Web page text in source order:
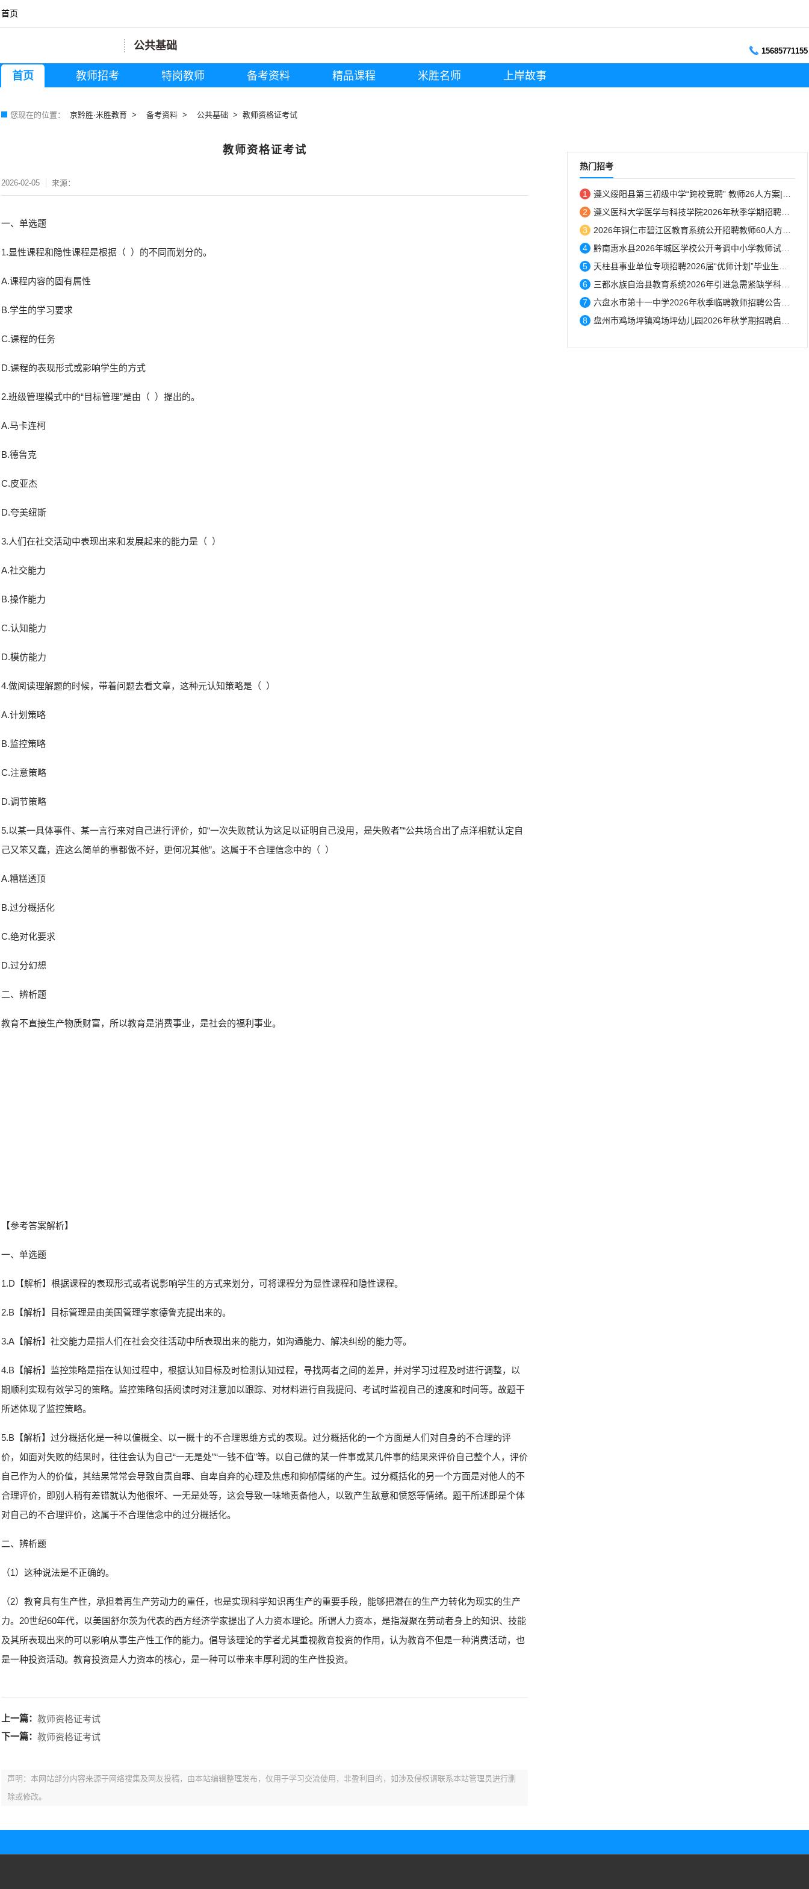
首页
公共基础 15685771155
首页 教师招考 特岗教师 备考资料 精品课程 米胜名师 上岸故事
您现在的位置： 京黔胜·米胜教育 备考资料 公共基础 教师资格证考试
教师资格证考试
2026-02-05 来源：
一、单选题
1.显性课程和隐性课程是根据（ ）的不同而划分的。
A.课程内容的固有属性
B.学生的学习要求
C.课程的任务
D.课程的表现形式或影响学生的方式
2.班级管理模式中的“目标管理”是由（ ）提出的。
A.马卡连柯
B.德鲁克
C.皮亚杰
D.夸美纽斯
3.人们在社交活动中表现出来和发展起来的能力是（ ）
A.社交能力
B.操作能力
C.认知能力
D.模仿能力
4.做阅读理解题的时候，带着问题去看文章，这种元认知策略是（ ）
A.计划策略
B.监控策略
C.注意策略
D.调节策略
5.以某一具体事件、某一言行来对自己进行评价，如“一次失败就认为这足以证明自己没用，是失败者”“公共场合出了点洋相就认定自
己又笨又蠢，连这么简单的事都做不好，更何况其他”。这属于不合理信念中的（ ）
A.糟糕透顶
B.过分概括化
C.绝对化要求
D.过分幻想
二、辨析题
教育不直接生产物质财富，所以教育是消费事业，是社会的福利事业。
【参考答案解析】
一、单选题
1.D【解析】根据课程的表现形式或者说影响学生的方式来划分，可将课程分为显性课程和隐性课程。
2.B【解析】目标管理是由美国管理学家德鲁克提出来的。
3.A【解析】社交能力是指人们在社会交往活动中所表现出来的能力，如沟通能力、解决纠纷的能力等。
4.B【解析】监控策略是指在认知过程中，根据认知目标及时检测认知过程，寻找两者之间的差异，并对学习过程及时进行调整，以
期顺利实现有效学习的策略。监控策略包括阅读时对注意加以跟踪、对材料进行自我提问、考试时监视自己的速度和时间等。故题干
所述体现了监控策略。
5.B【解析】过分概括化是一种以偏概全、以一概十的不合理思维方式的表现。过分概括化的一个方面是人们对自身的不合理的评
价，如面对失败的结果时，往往会认为自己“一无是处”“一钱不值”等。以自己做的某一件事或某几件事的结果来评价自己整个人，评价
自己作为人的价值，其结果常常会导致自责自罪、自卑自弃的心理及焦虑和抑郁情绪的产生。过分概括化的另一个方面是对他人的不
合理评价，即别人稍有差错就认为他很坏、一无是处等，这会导致一味地责备他人，以致产生敌意和愤怒等情绪。题干所述即是个体
对自己的不合理评价，这属于不合理信念中的过分概括化。
二、辨析题
（1）这种说法是不正确的。
（2）教育具有生产性，承担着再生产劳动力的重任，也是实现科学知识再生产的重要手段，能够把潜在的生产力转化为现实的生产
力。20世纪60年代，以美国舒尔茨为代表的西方经济学家提出了人力资本理论。所谓人力资本，是指凝聚在劳动者身上的知识、技能
及其所表现出来的可以影响从事生产性工作的能力。倡导该理论的学者尤其重视教育投资的作用，认为教育不但是一种消费活动，也
是一种投资活动。教育投资是人力资本的核心，是一种可以带来丰厚利润的生产性投资。
上一篇： 教师资格证考试
下一篇： 教师资格证考试
声明：本网站部分内容来源于网络搜集及网友投稿，由本站编辑整理发布，仅用于学习交流使用，非盈利目的，如涉及侵权请联系本站管理员进行删
除或修改。
热门招考
1
2
3
4
5
6
7
8